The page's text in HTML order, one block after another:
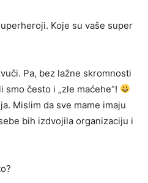
Koje su vaše super
Pa, bez lažne skromnosti
često i „zle maćehe“!
Mislim da sve mame imaju
bih izdvojila organizaciju i